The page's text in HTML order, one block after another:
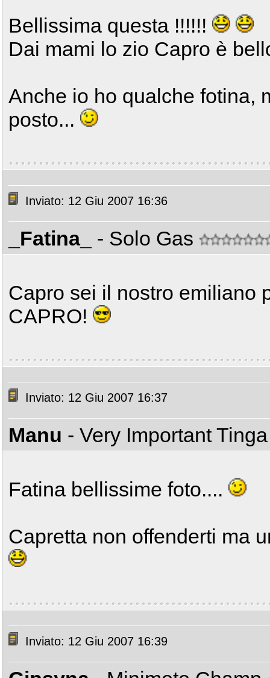
Bellissima questa !!!!!!
Dai mami lo zio Capro è
Anche io ho qualche fotina,
posto...
Inviato: 12 Giu 2007 16:36
_Fatina_ - Solo Gas
Capro sei il nostro emiliano
CAPRO!
Inviato: 12 Giu 2007 16:37
Manu - Very Important
Fatina bellissime foto....
Capretta non offenderti ma
Inviato: 12 Giu 2007 16:39